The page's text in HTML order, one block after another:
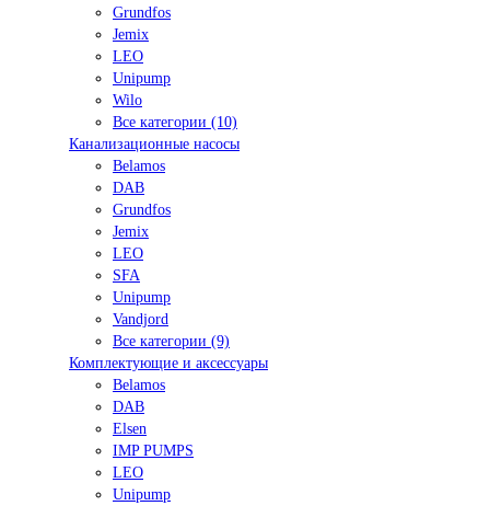
Grundfos
Jemix
LEO
Unipump
Wilo
Все категории (10)
Канализационные насосы
Belamos
DAB
Grundfos
Jemix
LEO
SFA
Unipump
Vandjord
Все категории (9)
Комплектующие и аксессуары
Belamos
DAB
Elsen
IMP PUMPS
LEO
Unipump